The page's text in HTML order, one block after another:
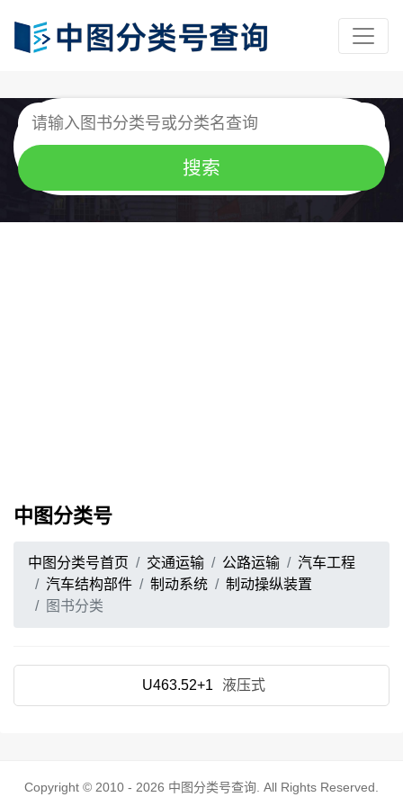
中图分类号
中图分类号首页 交通运输 公路运输
汽车工程
汽车结构部件
制动系统
制动操纵装置
图书分类
U463.52+1 液压式
Copyright © 2010 - 2026 中图分类号查询 . All Rights Reserved.